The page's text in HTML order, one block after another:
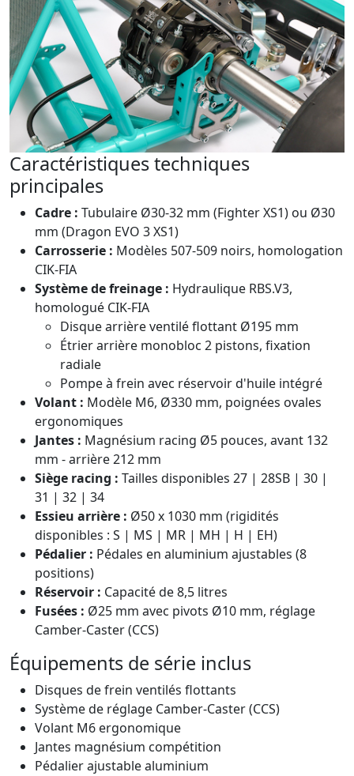
Caractéristiques techniques
principales
Cadre : Tubulaire Ø30-32 mm (Fighter XS1) ou Ø30
mm (Dragon EVO 3 XS1)
Carrosserie : Modèles 507-509 noirs, homologation
CIK-FIA
Système de freinage : Hydraulique RBS.V3,
homologué CIK-FIA
Disque arrière ventilé flottant Ø195 mm
Étrier arrière monobloc 2 pistons, fixation
radiale
Pompe à frein avec réservoir d'huile intégré
Volant : Modèle M6, Ø330 mm, poignées ovales
ergonomiques
Jantes : Magnésium racing Ø5 pouces, avant 132
mm - arrière 212 mm
Siège racing : Tailles disponibles 27 | 28SB | 30 |
31 | 32 | 34
Essieu arrière : Ø50 x 1030 mm (rigidités
disponibles : S | MS | MR | MH | H | EH)
Pédalier : Pédales en aluminium ajustables (8
positions)
Réservoir : Capacité de 8,5 litres
Fusées : Ø25 mm avec pivots Ø10 mm, réglage
Camber-Caster (CCS)
Équipements de série inclus
Disques de frein ventilés flottants
Système de réglage Camber-Caster (CCS)
Volant M6 ergonomique
Jantes magnésium compétition
Pédalier ajustable aluminium